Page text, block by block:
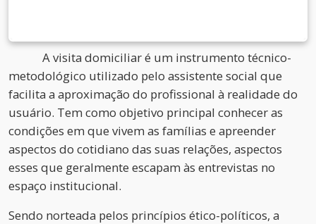
A visita domiciliar é um instrumento técnico-
metodológico utilizado pelo assistente social que
facilita a aproximação do profissional à realidade do
usuário. Tem como objetivo principal conhecer as
condições em que vivem as famílias e apreender
aspectos do cotidiano das suas relações, aspectos
esses que geralmente escapam às entrevistas no
espaço institucional.
Sendo norteada pelos princípios ético-políticos, a